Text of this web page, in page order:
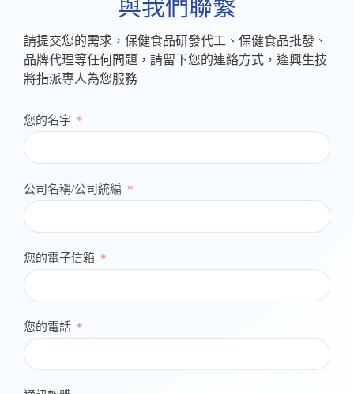
與我們聯繫
請提交您的需求，保健食品研發代工、保健食品批發、
品牌代理等任何問題，請留下您的連絡方式，逢興生技
將指派專人為您服務
您的名字
公司名稱/公司統編
您的電子信箱
您的電話